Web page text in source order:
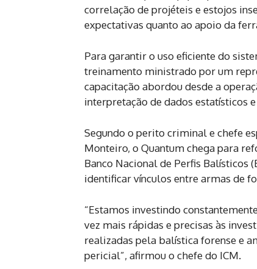
correlação de projéteis e estojos
expectativas quanto ao apoio da
Para garantir o uso eficiente do
treinamento ministrado por um
capacitação abordou desde a
interpretação de dados estatísticos
Segundo o perito criminal e chefe
Monteiro, o Quantum chega para
Banco Nacional de Perfis Balísticos
identificar vínculos entre armas de
“Estamos investindo
vez mais rápidas e precisas às
realizadas pela balística forense e
pericial”, afirmou o chefe do ICM.